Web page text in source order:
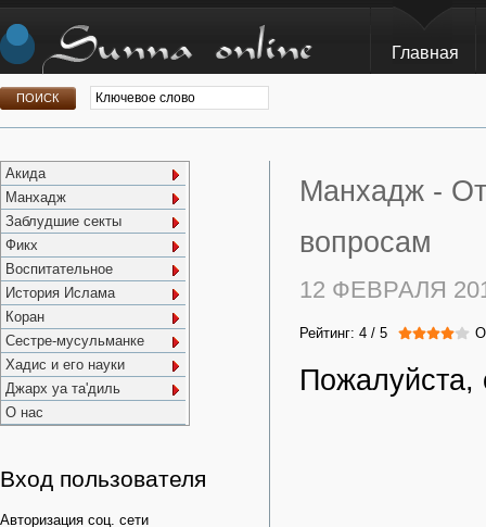
Главная
Акида
Манхадж
Заблудшие секты
Фикх
Воспитательное
История Ислама
Коран
Сестре-мусульманке
Хадис и его науки
Джарх уа та'диль
О нас
Вход пользователя
Авторизация соц. сети
Манхадж -
вопросам
12 ФЕВРАЛЯ
Рейтинг: 4 / 5
Пожалуйста,